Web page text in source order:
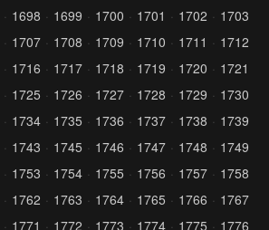
1698 1699 1700 1701 1702
1703
1707 1708 1709 1710 1711
1712
1716 1717 1718 1719 1720
1721
1725 1726 1727 1728 1729
1730
1734 1735 1736 1737 1738
1739
1743 1745 1746 1747 1748
1749
1753 1754 1755 1756 1757
1758
1762 1763 1764 1765 1766
1767
1771 1772 1773 1774 1775 1776